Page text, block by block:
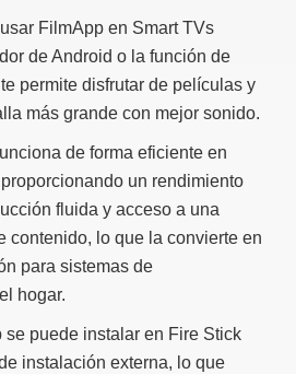
FilmApp en Smart TVs
de Android o la función de
permite disfrutar de películas y
más grande con mejor sonido.
de forma eficiente en
un rendimiento
fluida y acceso a una
contenido, lo que la convierte en
para sistemas de
hogar.
se puede instalar en Fire Stick
instalación externa, lo que